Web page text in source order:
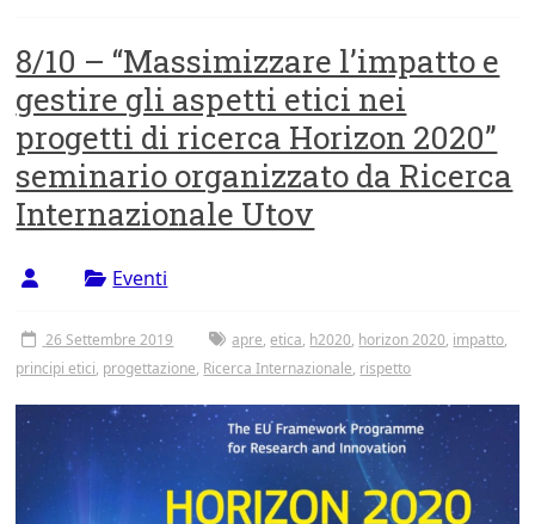
di
Roma
Tor
Vergata
8/10 – “Massimizzare l’impatto e
gestire gli aspetti etici nei
progetti di ricerca Horizon 2020”
seminario organizzato da Ricerca
Internazionale Utov
Eventi
26 Settembre 2019 apre,etica, h2020, horizon 2020, impatto,
principi etici, progettazione, Ricerca Internazionale, rispetto